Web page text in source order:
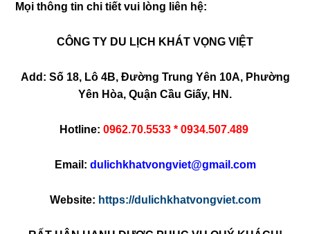
Mọi thông tin chi tiết vui lòng liên hệ:
CÔNG TY DU LỊCH KHÁT VỌNG VIỆT
Add: Số 18, Lô 4B, Đường Trung Yên 10A, Phường
Yên Hòa, Quận Cầu Giấy, HN.
Hotline: 0962.70.5533 * 0934.507.489
Email: dulichkhatvongviet@gmail.com
Website: https://dulichkhatvongviet.com